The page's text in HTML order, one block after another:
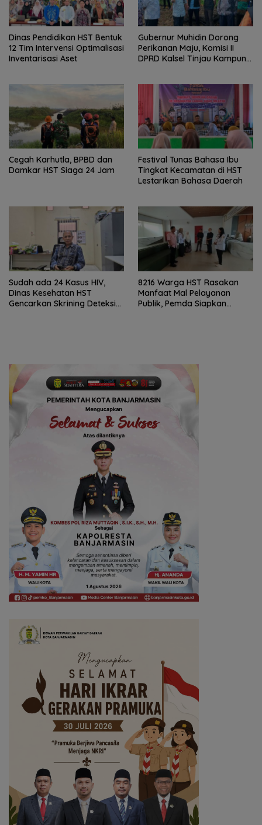
Dinas Pendidikan HST Bentuk
12 Tim Intervensi Optimalisasi
Inventarisasi Aset
Gubernur Muhidin Dorong
Perikanan Maju, Komisi II
DPRD Kalsel Tinjau Kampung
Cegah Karhutla, BPBD dan
Damkar HST Siaga 24 Jam
Festival Tunas Bahasa Ibu
Tingkat Kecamatan di HST
Lestarikan Bahasa Daerah
Sudah ada 24 Kasus HIV,
Dinas Kesehatan HST
Gencarkan Skrining Deteksi
8216 Warga HST Rasakan
Manfaat Mal Pelayanan
Publik, Pemda Siapkan